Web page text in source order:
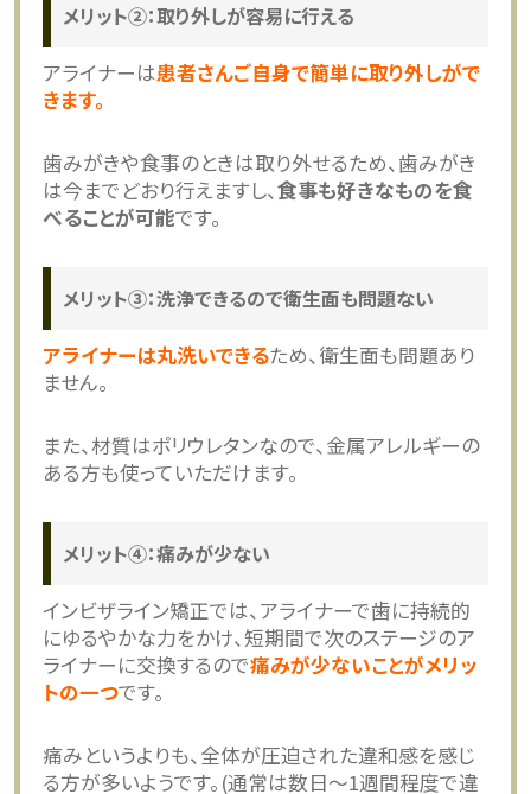
メリット②：取り外しが容易に行える
アライナーは患者さんご自身で簡単に取り外しがで
きます。
歯みがきや食事のときは取り外せるため、歯みがき
は今までどおり行えますし、食事も好きなものを食
べることが可能です。
メリット③：洗浄できるので衛生面も問題ない
アライナーは丸洗いできるため、衛生面も問題あり
ません。
また、材質はポリウレタンなので、金属アレルギーの
ある方も使っていただけます。
メリット④：痛みが少ない
インビザライン矯正では、アライナーで歯に持続的
にゆるやかな力をかけ、短期間で次のステージのア
ライナーに交換するので痛みが少ないことがメリッ
トの一つです。
痛みというよりも、全体が圧迫された違和感を感じ
る方が多いようです。(通常は数日～1週間程度で違